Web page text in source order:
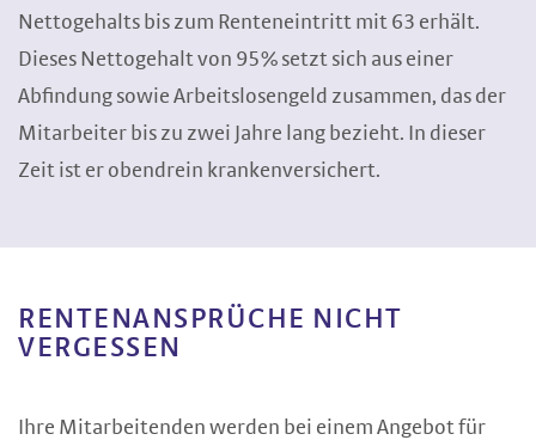
Nettogehalts bis zum Renteneintritt mit 63 erhält.
Dieses Nettogehalt von 95% setzt sich aus einer
Abfindung sowie Arbeitslosengeld zusammen, das der
Mitarbeiter bis zu zwei Jahre lang bezieht. In dieser
Zeit ist er obendrein krankenversichert.
RENTENANSPRÜCHE NICHT
VERGESSEN
Ihre Mitarbeitenden werden bei einem Angebot für